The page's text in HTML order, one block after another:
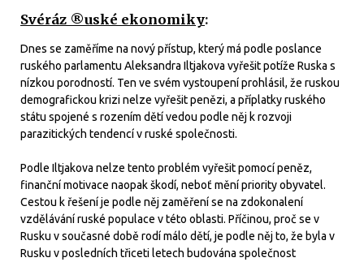
Svéráz ®uské ekonomiky:
Dnes se zaměříme na nový přístup, který má podle poslance
ruského parlamentu Aleksandra Iltjakova vyřešit potíže Ruska s
nízkou porodností. Ten ve svém vystoupení prohlásil, že ruskou
demografickou krizi nelze vyřešit penězi, a příplatky ruského
státu spojené s rozením dětí vedou podle něj k rozvoji
parazitických tendencí v ruské společnosti.
Podle Iltjakova nelze tento problém vyřešit pomocí peněz,
finanční motivace naopak škodí, neboť mění priority obyvatel.
Cestou k řešení je podle něj zaměření se na zdokonalení
vzdělávání ruské populace v této oblasti. Příčinou, proč se v
Rusku v současné době rodí málo dětí, je podle něj to, že byla v
Rusku v posledních třiceti letech budována společnost